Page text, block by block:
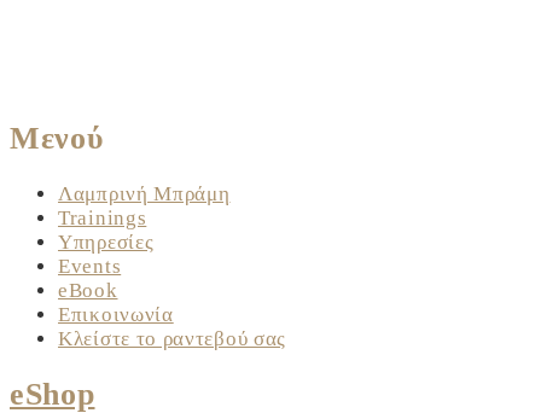
Μενού
Λαμπρινή Μπράμη
Trainings
Υπηρεσίες
Events
eBook
Επικοινωνία
Κλείστε το ραντεβού σας
eShop